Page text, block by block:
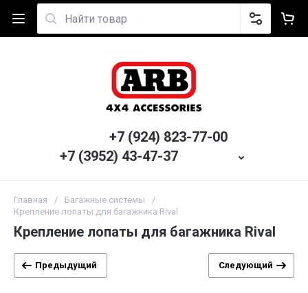
+7 (924) 823-77-00
+7 (3952) 43-47-37
Главная / Багажные системы
/
Крепление лопаты для багажника Rival
Крепление лопаты для багажника Rival
Предыдущий Следующий